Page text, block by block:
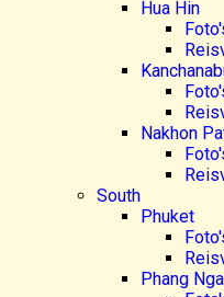
Hua Hin
Nakhon
South
Phuket
Phang Nga